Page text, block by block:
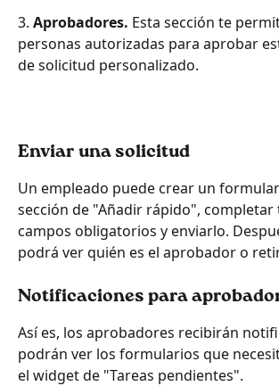
3. Aprobadores. Esta sección te
personas autorizadas para aprobar
de solicitud personalizado.
Enviar una solicitud
Un empleado puede crear un
sección de "Añadir rápido", completar
campos obligatorios y enviarlo.
podrá ver quién es el aprobador o
Notificaciones para
Así es, los aprobadores recibirán
podrán ver los formularios que
el widget de "Tareas pendientes".